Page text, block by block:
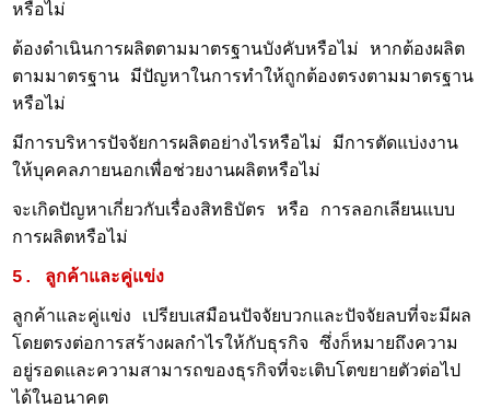
หรือไม่
ต้องดำเนินการผลิตตามมาตรฐานบังคับหรือไม่ หากต้องผลิต
ตามมาตรฐาน มีปัญหาในการทำให้ถูกต้องตรงตามมาตรฐาน
หรือไม่
มีการบริหารปัจจัยการผลิตอย่างไรหรือไม่ มีการตัดแบ่งงาน
ให้บุคคลภายนอกเพื่อช่วยงานผลิตหรือไม่
จะเกิดปัญหาเกี่ยวกับเรื่องสิทธิบัตร หรือ การลอกเลียนแบบ
การผลิตหรือไม่
5. ลูกค้าและคู่แข่ง
ลูกค้าและคู่แข่ง เปรียบเสมือนปัจจัยบวกและปัจจัยลบที่จะมีผล
โดยตรงต่อการสร้างผลกำไรให้กับธุรกิจ ซึ่งก็หมายถึงความ
อยู่รอดและความสามารถของธุรกิจที่จะเติบโตขยายตัวต่อไป
ได้ในอนาคต